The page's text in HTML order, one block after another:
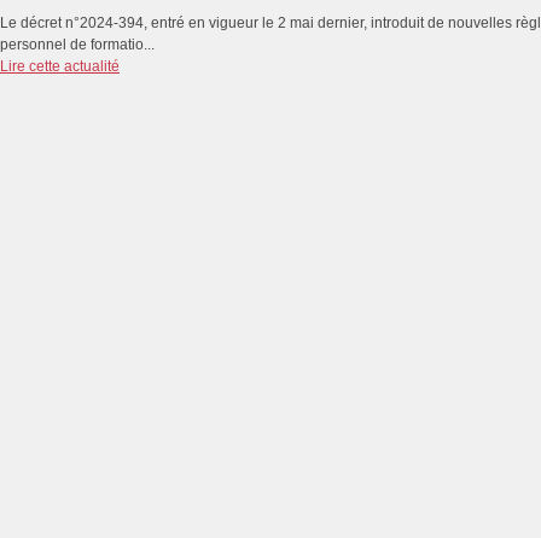
Le décret n°2024-394, entré en vigueur le 2 mai dernier, introduit de nouvelles
personnel de formatio...
Lire cette actualité